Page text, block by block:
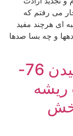
می رفتم که
ای هرچند مفید
و چه بسا صدها
پاسخ هایی برای اندیشیدن 76-
ریشه